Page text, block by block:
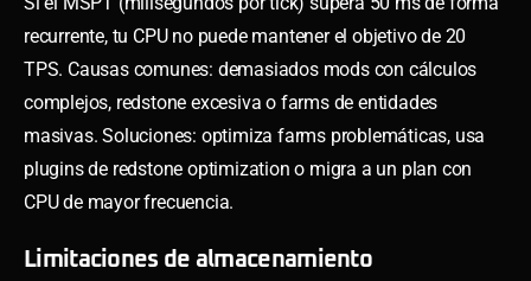
recurrente, tu CPU no puede mantener el objetivo de 20
TPS. Causas comunes: demasiados mods con cálculos
complejos, redstone excesiva o farms de entidades
masivas. Soluciones: optimiza farms problemáticas, usa
plugins de redstone optimization o migra a un plan con
CPU de mayor frecuencia.
Limitaciones de almacenamiento